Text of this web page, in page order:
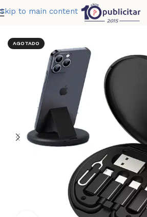
Skip to main content
SET DE CARGA OVNI
AGOTADO